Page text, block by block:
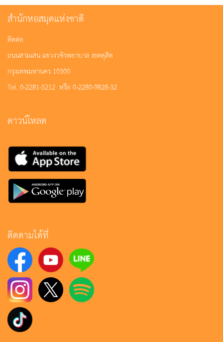
สำนักหอสมุดแห่งชาติ
ติดต่อ
ถนนสามเสน แขวงวชิรพยาบาล เขตดุสิต
กรุงเทพมหานคร 10300
Tel. 0-2281-5212 หรือ 0-2280-9828-32
ดาวน์โหลด
ติดตามได้ที่